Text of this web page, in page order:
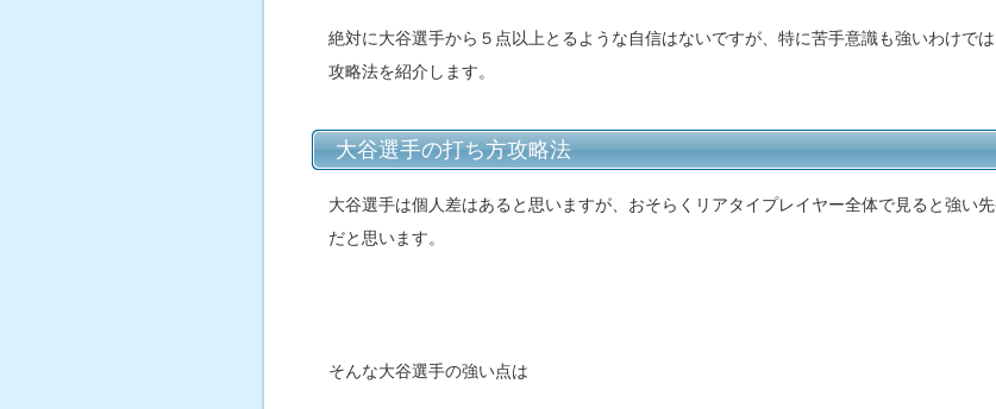
絶対に大谷選手から５点以上とるような自信はないですが、特に苦手意識も強いわけで
攻略法を紹介します。
大谷選手の打ち方攻略法
大谷選手は個人差はあると思いますが、おそらくリアタイプレイヤー全体で見ると強い
だと思います。
そんな大谷選手の強い点は